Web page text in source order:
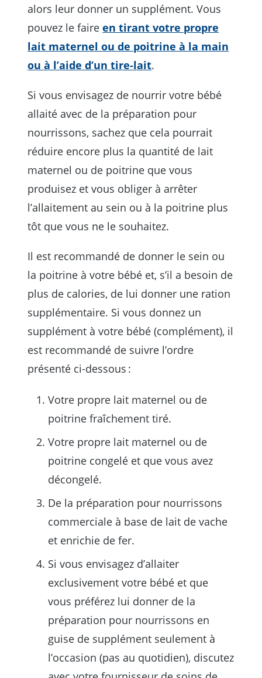
alors leur donner un supplément. Vous
pouvez le faireen tirant votre propre
lait maternel ou de poitrine à la main
ou à l’aide d’un tire-lait.
Si vous envisagez de nourrir votre bébé
allaité avec de la préparation pour
nourrissons, sachez que cela pourrait
réduire encore plus la quantité de lait
maternel ou de poitrine que vous
produisez et vous obliger à arrêter
l’allaitement au sein ou à la poitrine plus
tôt que vous ne le souhaitez.
Il est recommandé de donner le sein ou
la poitrine à votre bébé et, s’il a besoin de
plus de calories, de lui donner une ration
supplémentaire. Si vous donnez un
supplément à votre bébé (complément), il
est recommandé de suivre l’ordre
présenté ci-dessous :
Votre propre lait maternel ou de
poitrine fraîchement tiré.
Votre propre lait maternel ou de
poitrine congelé et que vous avez
décongelé.
De la préparation pour nourrissons
commerciale à base de lait de vache
et enrichie de fer.
Si vous envisagez d’allaiter
exclusivement votre bébé et que
vous préférez lui donner de la
préparation pour nourrissons en
guise de supplément seulement à
l’occasion (pas au quotidien), discutez